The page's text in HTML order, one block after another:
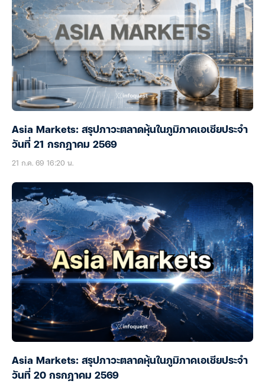
Asia Markets: สรุปภาวะตลาดหุ้นในภูมิภาคเอเชียประจำ
วันที่ 21 กรกฎาคม 2569
21 ก.ค. 69 16:20 น.
Asia Markets: สรุปภาวะตลาดหุ้นในภูมิภาคเอเชียประจำ
วันที่ 20 กรกฎาคม 2569